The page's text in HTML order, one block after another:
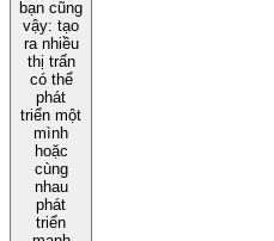
bạn cũng
vậy: tạo
ra nhiều
thị trấn
có thể
phát
triển một
mình
hoặc
cùng
nhau
phát
triển